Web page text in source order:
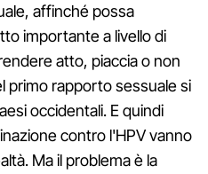
affinché possa
importante a livello di
atto, piaccia o non
primo rapporto sessuale si
occidentali. E quindi
contro l'HPV vanno
Ma il problema è la